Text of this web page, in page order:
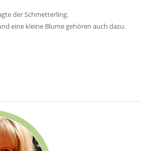
der Schmetterling.
eine kleine Blume gehören auch dazu.